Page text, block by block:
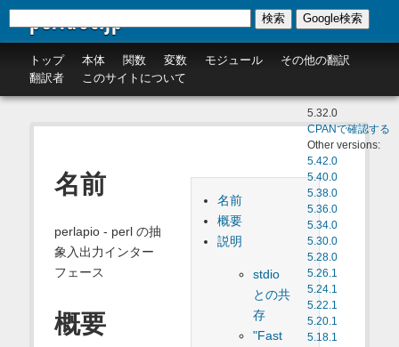
perldoc.jp
トップ 本体 関数 変数 モジュール
その他の翻訳
翻訳者
このサイトについて
検索 Google検索
5.32.0
CPANで確認する
Other versions:
5.42.0
5.40.0
5.38.0
5.36.0
5.34.0
5.30.0
5.28.0
5.26.1
5.24.1
5.22.1
5.20.1
5.18.1
名前
概要
説明
stdio
との共
存
"Fast
名前
perlapio - perl の抽
象入出力インター
フェース
概要